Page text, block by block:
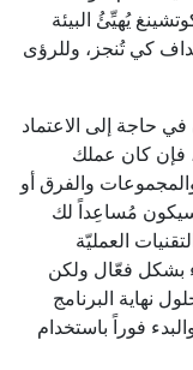
يُهيِّئُ البيئة
كي تُنجز، وللرؤى
حاجة إلى الاعتماد
فإن كان عملك
والفرق أو
سيكون مُساعِداً لك
العمليّة
بشكل فعّال ولكن
نهاية البرنامج
فوراً باستخدام